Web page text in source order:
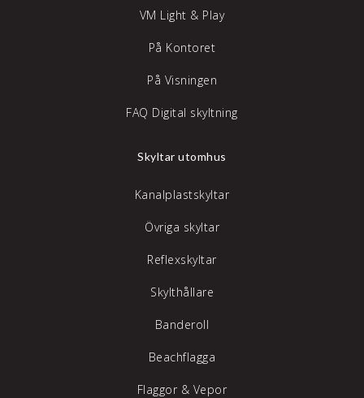
VM Light & Play
På Kontoret
På Visningen
FAQ Digital skyltning
Skyltar utomhus
Kanalplastskyltar
Övriga skyltar
Reflexskyltar
Skylthållare
Banderoll
Beachflagga
Flaggor & Vepor